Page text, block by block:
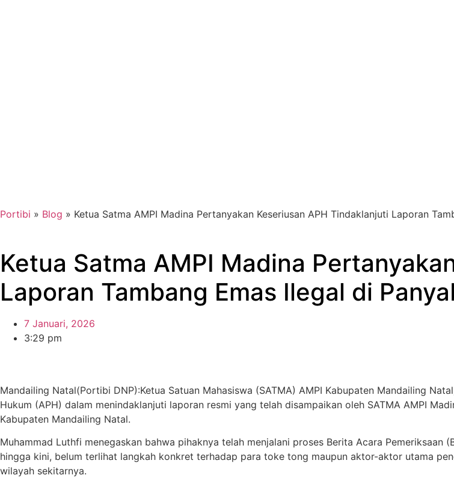
Portibi » Blog » Ketua Satma AMPI Madina Pertanyakan Keseriusan APH Tindaklanjuti Laporan
Ketua Satma AMPI Madina
Laporan Tambang Emas Ilegal di
7 Januari, 2026
3:29 pm
Mandailing Natal(Portibi DNP):Ketua Satuan Mahasiswa (SATMA) AMPI Kabupaten Mandailing
Hukum (APH) dalam menindaklanjuti laporan resmi yang telah disampaikan oleh SATMA AMPI
Kabupaten Mandailing Natal.
Muhammad Luthfi menegaskan bahwa pihaknya telah menjalani proses Berita Acara
hingga kini, belum terlihat langkah konkret terhadap para toke tong maupun aktor-aktor utama
wilayah sekitarnya.